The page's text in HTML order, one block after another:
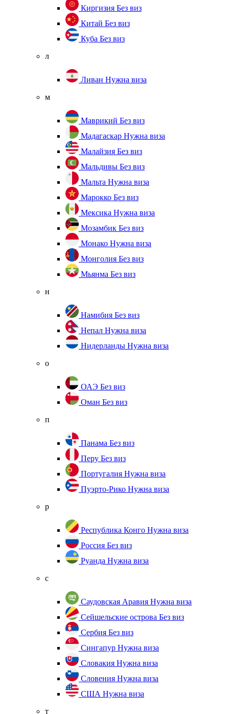
Киргизия Без виз
Китай Без виз
Куба Без виз
л
Ливан Нужна виза
м
Маврикий Без виз
Мадагаскар Нужна виза
Малайзия Без виз
Мальдивы Без виз
Мальта Нужна виза
Марокко Без виз
Мексика Нужна виза
Мозамбик Без виз
Монако Нужна виза
Монголия Без виз
Мьянма Без виз
н
Намибия Без виз
Непал Нужна виза
Нидерланды Нужна виза
о
ОАЭ Без виз
Оман Без виз
п
Панама Без виз
Перу Без виз
Португалия Нужна виза
Пуэрто-Рико Нужна виза
р
Республика Конго Нужна виза
Россия Без виз
Руанда Нужна виза
с
Саудовская Аравия Нужна виза
Сейшельские острова Без виз
Сербия Без виз
Сингапур Нужна виза
Словакия Нужна виза
Словения Нужна виза
США Нужна виза
т